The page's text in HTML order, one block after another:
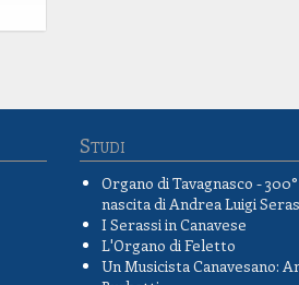
Studi
Organo di Tavagnasco -
nascita di Andrea Luigi
I Serassi in Canavese
L'Organo di Feletto
Un Musicista Canavesano: